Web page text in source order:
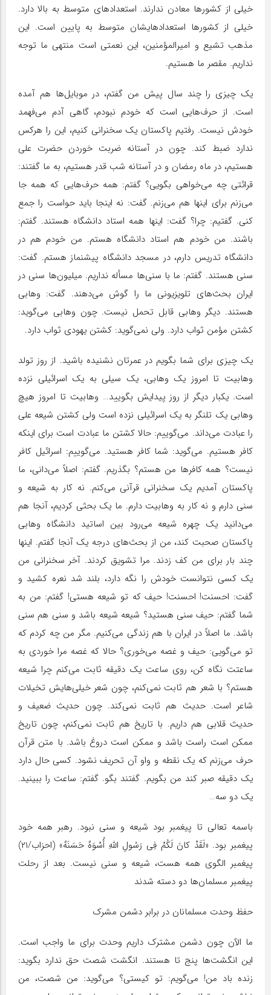
خیلی از کشورها معادن ندارند. استعدادهای متوسط به بالا دارد.
خیلی از کشورها استعدادهایشان متوسط به پایین است. این
مذهب تشیع و امیرالمؤمنین، این نعمتی است منتهی ما توجه
نداریم. مقصر ما هستیم.
یک چیزی را چند سال پیش من گفتم، در موبایل‌ها هم آمده
است. از حرف‌هایی است که خودم نبودم، گاهی آدم می‌فهمد
خودش نیست. رفتیم پاکستان یک سخنرانی کنیم، این را هرکس
ندارد ضبط کند. چون در آستانه ضربت خوردن حضرت علی
هستیم، در ماه رمضان و در آستانه شب قدر هستیم، به ما گفتند:
قرائتی چه می‌خواهی بگویی؟ گفتم: همه حرف‌هایی که همه جا
می‌زنم برای اینها هم می‌زنم. گفت: نه اینجا باید حواست را جمع
کنی. گفتیم: چرا؟ گفت: اینها همه استاد دانشگاه هستند. گفتم:
باشند. من خودم هم استاد دانشگاه هستم. من خودم هم در
دانشگاه تدریس دارم، در مسجد دانشگاه پیشنماز هستم. گفت:
سنی هستند. گفتم: ما با سنی‌ها مسأله نداریم. میلیون‌ها سنی در
ایران بحث‌های تلویزیونی ما را گوش می‌دهند. گفت: وهابی
هستند. دیگر وهابی قابل تحمل نیست. چون وهابی می‌گوید:
کشتن مؤمن ثواب دارد. ولی نمی‌گوید: کشتن یهودی ثواب دارد.
یک چیزی برای شما بگویم در عمرتان نشنیده باشید. از روز تولد
وهابیت تا امروز یک وهابی، یک سیلی به یک اسرائیلی نزده
است. یکبار دیگر از روز پیدایش بگویید… وهابیت تا امروز هیچ
وهابی یک تلنگر به یک اسرائیلی نزده است ولی کشتن شیعه علی
را عبادت می‌داند. می‌گوییم: حالا کشتن ما عبادت است برای اینکه
کافر هستیم. می‌گوید: شما کافر هستید. می‌گوییم: اسرائیل کافر
نیست؟ همه کافرها من هستم؟ بگذریم. گفتم: اصلاً می‌دانی، ما
پاکستان آمدیم یک سخنرانی قرآنی می‌کنم. نه کار به شیعه و
سنی دارم و نه کار به وهابیت دارم. ما یک بحثی کردیم، آنجا هم
می‌دانید یک چهره شیعه می‌رود بین اساتید دانشگاه وهابی
پاکستان صحبت کند، من از بحث‌های درجه یک آنجا گفتم. اینها
چند بار برای من کف زدند. مرا تشویق کردند. آخر سخنرانی من
یک کسی نتوانست خودش را نگه دارد، بلند شد نعره کشید و
گفت: احسنت! احسنت! حیف که تو شیعه هستی! گفتم: من به
شما گفتم: حیف سنی هستید؟ شیعه شیعه باشد و سنی هم سنی
باشد. ما اصلاً در ایران با هم زندگی می‌کنیم. مگر من چه کردم که
تو می‌گویی: حیف و غصه می‌خوری؟ حالا که غصه مرا خوردی به
ساعتت نگاه کن، روی ساعت یک دقیقه ثابت می‌کنم چرا شیعه
هستم؟ با شعر هم ثابت نمی‌کنم، چون شعر خیلی‌هایش تخیلات
شاعر است. حدیث هم ثابت نمی‌کند. چون حدیث ضعیف و
حدیث قلابی هم داریم. با تاریخ هم ثابت نمی‌کنم، چون تاریخ
ممکن است راست باشد و ممکن است دروغ باشد. با متن قرآن
حرف می‌زنم که یک نقطه و واو آن تحریف نشود. کسی حال دارد
یک دقیقه صبر کند من بگویم. گفتند بگو. گفتم: ساعت را ببینید.
یک دو سه…
باسمه تعالی تا پیغمبر بود شیعه و سنی نبود. رهبر همه خود
پیغمبر بود. «لَقَدْ کانَ لَکُمْ فِی رَسُولِ اللَّهِ أُسْوَهٌ حَسَنَهٌ» (احزاب/۲۱)
پیغمبر الگوی همه هست، شیعه و سنی نیست. بعد از رحلت
پیغمبر مسلمان‌ها دو دسته شدند
حفظ وحدت مسلمانان در برابر دشمن مشرک
ما الآن چون دشمن مشترک داریم وحدت برای ما واجب است.
این انگشت‌ها پنج تا هستند. انگشت شصت حق ندارد بگوید:
زنده باد من! می‌گویم: تو کیستی؟ می‌گوید: من شصت، من